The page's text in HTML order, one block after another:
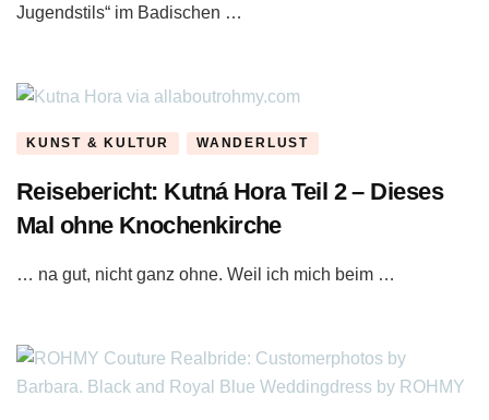
Jugendstils“ im Badischen …
KUNST & KULTUR WANDERLUST
Reisebericht: Kutná Hora Teil 2 – Dieses
Mal ohne Knochenkirche
… na gut, nicht ganz ohne. Weil ich mich beim …